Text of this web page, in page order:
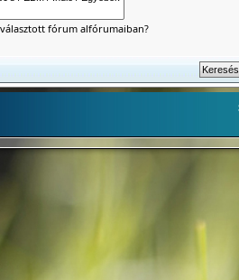
fórum alfórumaiban?